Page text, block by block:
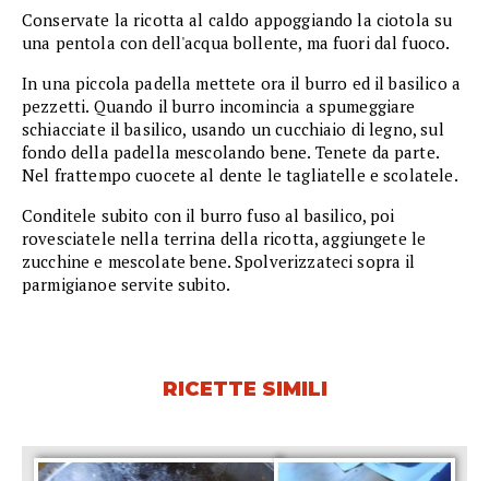
Conservate la ricotta al caldo appoggiando la ciotola su
una pentola con dell'acqua bollente, ma fuori dal fuoco.
In una piccola padella mettete ora il burro ed il basilico a
pezzetti. Quando il burro incomincia a spumeggiare
schiacciate il basilico, usando un cucchiaio di legno, sul
fondo della padella mescolando bene. Tenete da parte.
Nel frattempo cuocete al dente le tagliatelle e scolatele.
Conditele subito con il burro fuso al basilico, poi
rovesciatele nella terrina della ricotta, aggiungete le
zucchine e mescolate bene. Spolverizzateci sopra il
parmigianoe servite subito.
RICETTE SIMILI